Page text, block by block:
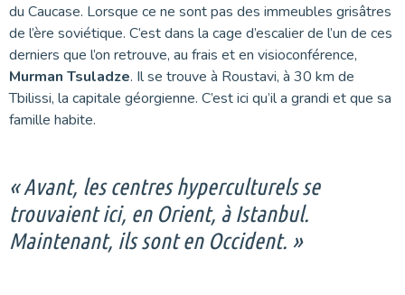
du Caucase. Lorsque ce ne sont pas des immeubles grisâtres
de l’ère soviétique. C’est dans la cage d’escalier de l’un de ces
derniers que l’on retrouve, au frais et en visioconférence,
Murman Tsuladze. Il se trouve à Roustavi, à 30 km de
Tbilissi, la capitale géorgienne. C’est ici qu’il a grandi et que sa
famille habite.
« Avant, les centres hyperculturels se
trouvaient ici, en Orient, à Istanbul.
Maintenant, ils sont en Occident. »